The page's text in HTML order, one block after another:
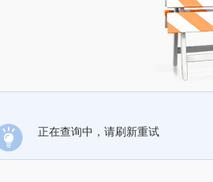
正在查询中，请刷新重试